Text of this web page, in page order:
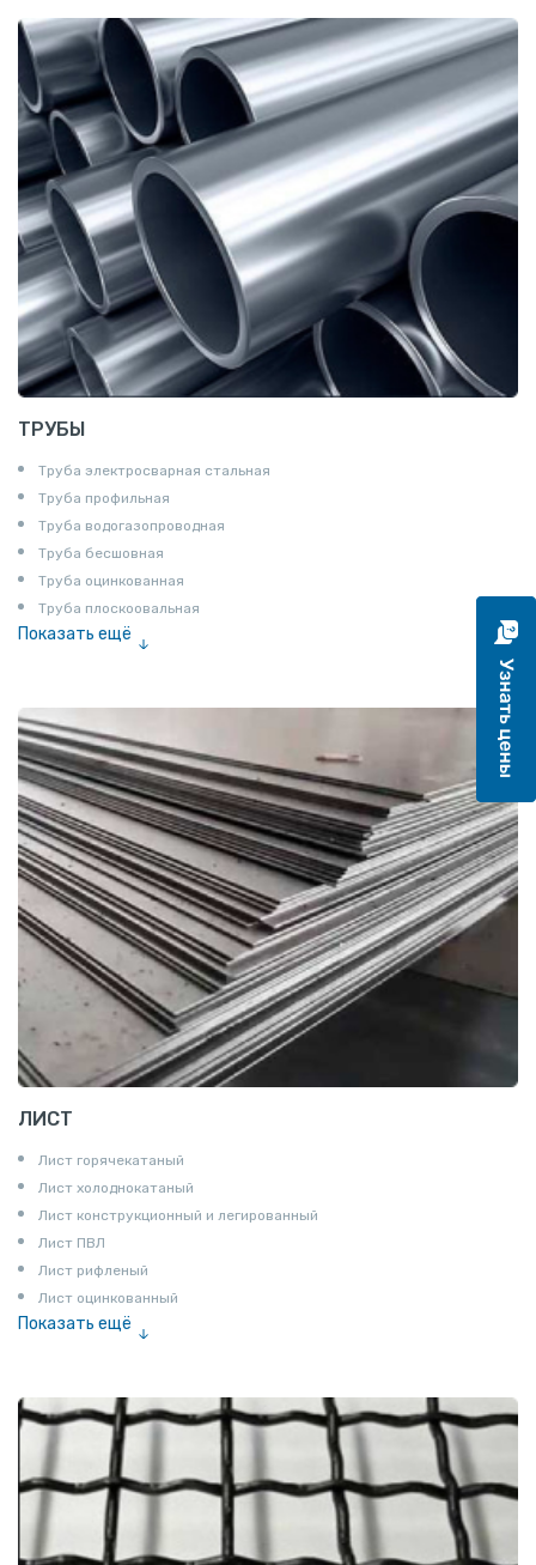
Катанка
Шестигранник
Полособульб
Полукруг
Шпунт Ларсена
ТРУБЫ
Труба электросварная стальная
Труба профильная
Труба водогазопроводная
Труба бесшовная
Труба оцинкованная
Труба плоскоовальная
Показать ещё
ЛИСТ
Лист горячекатаный
Лист холоднокатаный
Лист конструкционный и легированный
Лист ПВЛ
Лист рифленый
Лист оцинкованный
Показать ещё